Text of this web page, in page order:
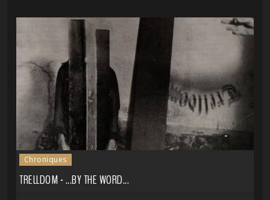
Chroniques
TRELLDOM - ...BY THE WORD...